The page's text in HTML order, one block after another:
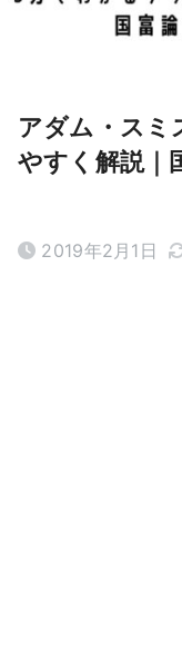
アダム・スミ
やすく解説｜
2019年2月1日